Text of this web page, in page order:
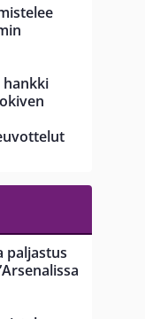
hankki
paljastus